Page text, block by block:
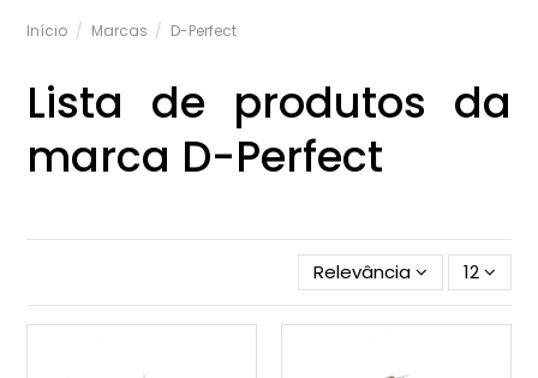
Início Marcas D-Perfect
Lista de produtos da
marca D-Perfect
Relevância 12